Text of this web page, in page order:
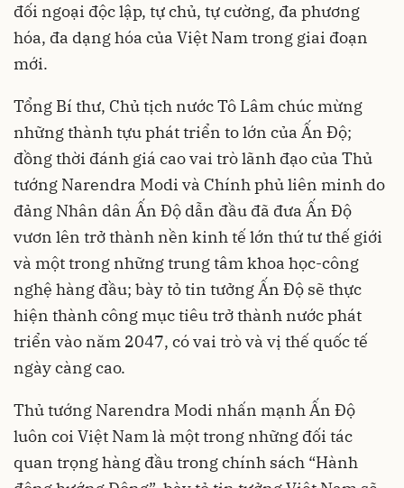
đối ngoại độc lập, tự chủ, tự cường, đa phương
hóa, đa dạng hóa của Việt Nam trong giai đoạn
mới.
Tổng Bí thư, Chủ tịch nước Tô Lâm chúc mừng
những thành tựu phát triển to lớn của Ấn Độ;
đồng thời đánh giá cao vai trò lãnh đạo của Thủ
tướng Narendra Modi và Chính phủ liên minh do
đảng Nhân dân Ấn Độ dẫn đầu đã đưa Ấn Độ
vươn lên trở thành nền kinh tế lớn thứ tư thế giới
và một trong những trung tâm khoa học-công
nghệ hàng đầu; bày tỏ tin tưởng Ấn Độ sẽ thực
hiện thành công mục tiêu trở thành nước phát
triển vào năm 2047, có vai trò và vị thế quốc tế
ngày càng cao.
Thủ tướng Narendra Modi nhấn mạnh Ấn Độ
luôn coi Việt Nam là một trong những đối tác
quan trọng hàng đầu trong chính sách “Hành